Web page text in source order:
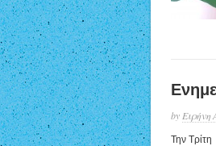
by Ειρήνη
Την Τρίτη